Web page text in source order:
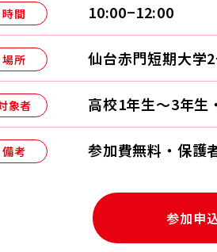
時間 10:00−12:00
場所 仙台赤門短期大学
象者 高校1年生〜3年生
備考 参加費無料・保護
参加申